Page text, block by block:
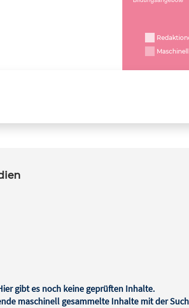
gibt es noch keine geprüften Inhalte.
maschinell gesammelte Inhalte mit der